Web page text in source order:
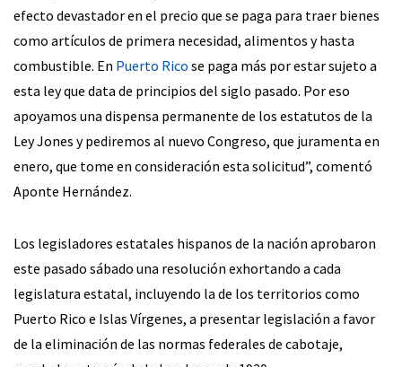
efecto devastador en el precio que se paga para traer bienes
como artículos de primera necesidad, alimentos y hasta
combustible. En Puerto Rico se paga más por estar sujeto a
esta ley que data de principios del siglo pasado. Por eso
apoyamos una dispensa permanente de los estatutos de la
Ley Jones y pediremos al nuevo Congreso, que juramenta en
enero, que tome en consideración esta solicitud”, comentó
Aponte Hernández.
Los legisladores estatales hispanos de la nación aprobaron
este pasado sábado una resolución exhortando a cada
legislatura estatal, incluyendo la de los territorios como
Puerto Rico e Islas Vírgenes, a presentar legislación a favor
de la eliminación de las normas federales de cabotaje,